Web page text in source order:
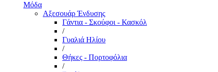
Μόδα
Αξεσουάρ Ένδυσης
Γάντια - Σκούφοι - Κασκόλ
/
Γυαλιά Ηλίου
/
Θήκες - Πορτοφόλια
/